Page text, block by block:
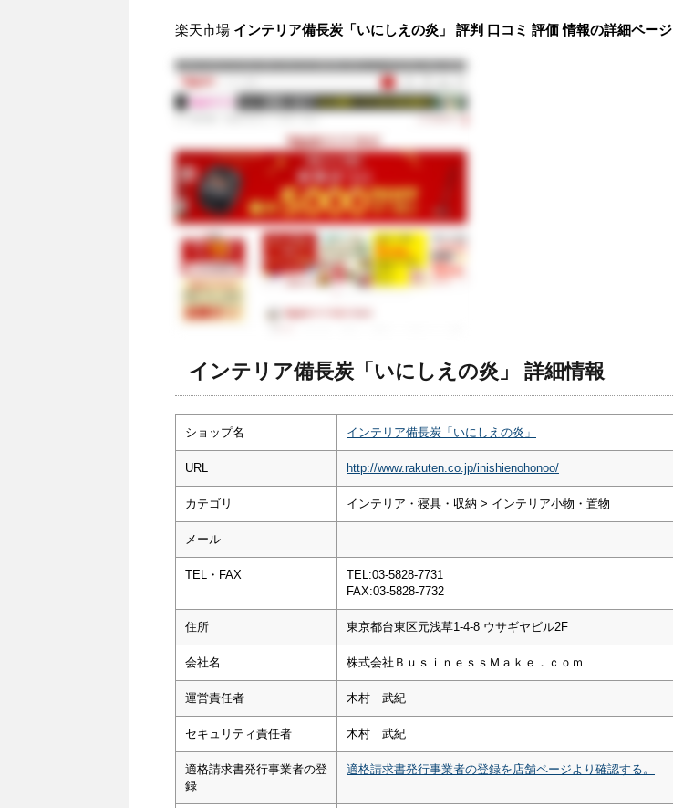
楽天市場 インテリア備長炭「いにしえの炎」 評判 口コミ 評価 情報の詳細ページ
インテリア備長炭「いにしえの炎」 詳細情報
ショップ名 インテリア備長炭「いにしえの炎」
URL http://www.rakuten.co.jp/inishienohonoo/
カテゴリ インテリア・寝具・収納 > インテリア小物・置物
メール
TEL・FAX
TEL:03-5828-7731
FAX:03-5828-7732
住所 東京都台東区元浅草1-4-8 ウサギヤビル2F
会社名 株式会社ＢｕｓｉｎｅｓｓＭａｋｅ．ｃｏｍ
運営責任者 木村 武紀
セキュリティ責任者 木村 武紀
適格請求書発行事業者の登
録
適格請求書発行事業者の登録を店舗ページより確認する。